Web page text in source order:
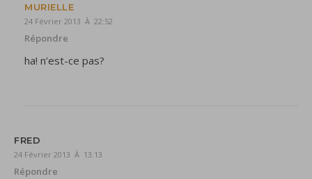
MURIELLE
24 Février 2013 À 22:52
Répondre
ha! n’est-ce pas?
FRED
24 Février 2013 À 13:13
Répondre